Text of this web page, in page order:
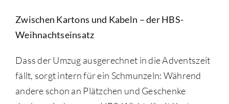
Zwischen Kartons und Kabeln – der HBS-
Weihnachtseinsatz
Dass der Umzug ausgerechnet in die Adventszeit
fällt, sorgt intern für ein Schmunzeln: Während
andere schon an Plätzchen und Geschenke